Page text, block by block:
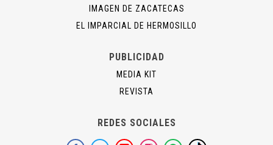
IMAGEN DE ZACATECAS
EL IMPARCIAL DE HERMOSILLO
PUBLICIDAD
MEDIA KIT
REVISTA
REDES SOCIALES